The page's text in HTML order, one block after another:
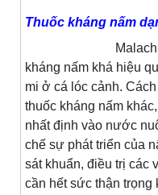
Thuốc kháng nấm
Malachite
kháng nấm khá hiệu
mi ở cá lóc cảnh.
thuốc kháng nấm
nhất định vào nước
chế sự phát triển của
sát khuẩn, điều trị các
cần hết sức thận